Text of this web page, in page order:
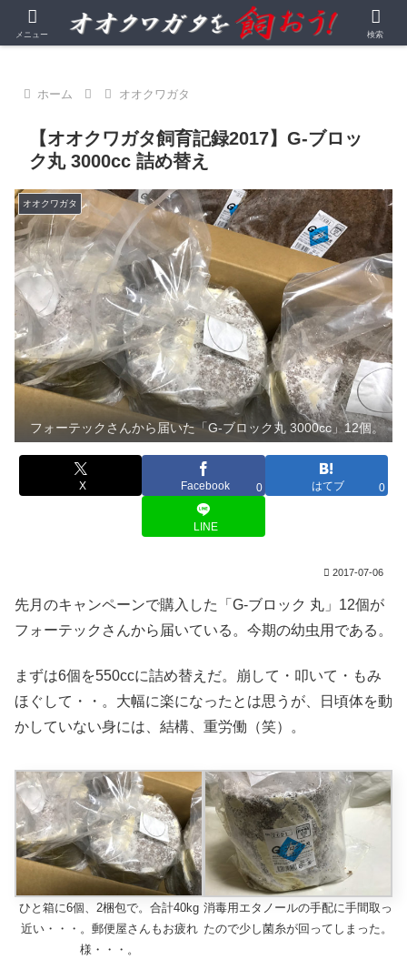
オオクワガタを中心とする昆虫飼育・観察記録
ホーム オオクワガタ
【オオクワガタ飼育記録2017】G-ブロッ
ク丸 3000cc 詰め替え
オオクワガタ
フォーテックさんから届いた「G-ブロック丸 3000cc」12個。
X Facebook 0 はてブ 0
LINE
2017-07-06
先月のキャンペーンで購入した「G-ブロック 丸」12個が
フォーテックさんから届いている。今期の幼虫用である。
まずは6個を550ccに詰め替えだ。崩して・叩いて・もみ
ほぐして・・。大幅に楽になったとは思うが、日頃体を動
かしていない身には、結構、重労働（笑）。
ひと箱に6個、2梱包で。合計40kg
近い・・・。郵便屋さんもお疲れ
様・・・。
消毒用エタノールの手配に手間取っ
たので少し菌糸が回ってしまった。
メニュー 検索